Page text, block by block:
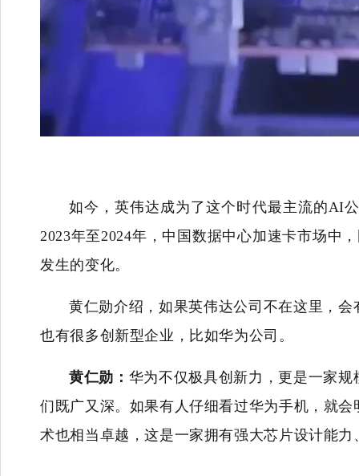
如今，英伟达成为了这个时代最主流的AI
2023年至2024年，中国数据中心加速卡市场中
发生的变化。
黄仁勋介绍，如果英伟达公司不在这里，
也有很多创新型企业，比如华为公司。
黄仁勋： 华为不仅极具创新力，更是一家
们既广又深。如果有人仔细看过华为手机，就
术也相当卓越，这是一家拥有强大芯片设计能